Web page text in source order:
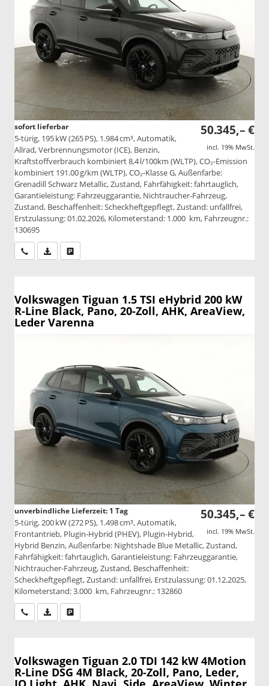
50.345,– €
incl. 19% MwSt.
sofort lieferbar
5-türig, 195 kW (265 PS), 1.984 cm³, Automatik,
Allrad, Verbrennungsmotor (ICE), Benzin,
Kraftstoffverbrauch kombiniert 8,4 l/100km (WLTP), CO₂-Emission
kombiniert 191.00 g/km (WLTP), CO₂-Klasse G, Außenfarbe:
Grenadill Schwarz Metallic, Zustand, Fahrfähigkeit: fahrtauglich,
Garantieleistung: Fahrzeuggarantie, Nichtraucher-Fahrzeug,
Zustand, Beschaffenheit: Scheckheftgepflegt, Zustand: unfallfrei,
Erstzulassung: 01.02.2026, Kilometerstand: 1.000 km, Fahrzeugnr.:
130695
Wir rufen Sie anPDF-Datei, Fahrzeugexposé drucken
Volkswagen Tiguan 1.5 TSI eHybrid 200 kW
R-Line Black, Pano, 20-Zoll, AHK, AreaView,
Leder Varenna
50.345,– €
incl. 19% MwSt.
unverbindliche Lieferzeit: 1 Tag
5-türig, 200 kW (272 PS), 1.498 cm³, Automatik,
Frontantrieb, Plugin-Hybrid (PHEV), Plugin-Hybrid,
Hybrid Benzin, Außenfarbe: Nightshade Blue Metallic, Zustand,
Fahrfähigkeit: fahrtauglich, Garantieleistung: Fahrzeuggarantie,
Nichtraucher-Fahrzeug, Zustand, Beschaffenheit:
Scheckheftgepflegt, Zustand: unfallfrei, Erstzulassung: 01.12.2025,
Kilometerstand: 3.000 km, Fahrzeugnr.: 132860
Wir rufen Sie anPDF-Datei, Fahrzeugexposé drucken
Volkswagen Tiguan 2.0 TDI 142 kW 4Motion
R-Line DSG 4M Black, 20-Zoll, Pano, Leder,